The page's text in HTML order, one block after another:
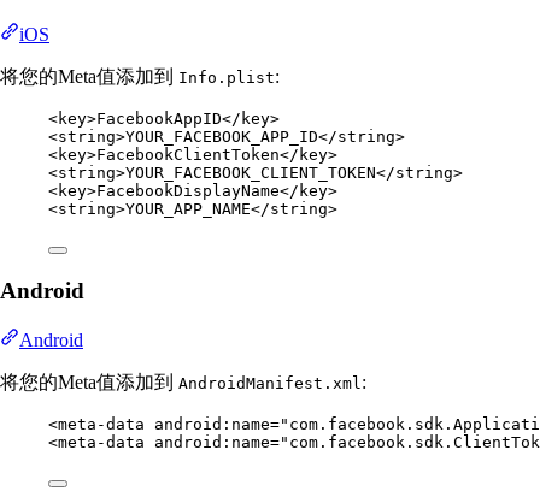
iOS
将您的Meta值添加到 Info.plist:
<key>FacebookAppID</ key>
<string>YOUR_FACEBOOK_APP_ID</string>
<key>FacebookClientToken</ key>
<string>YOUR_FACEBOOK_CLIENT_TOKEN</string>
<key>FacebookDisplayName</ key>
<string>YOUR_APP_NAME</string>
Android
Android
将您的Meta值添加到 AndroidManifest.xml :
<meta-data android:name=
<meta-data android:name=